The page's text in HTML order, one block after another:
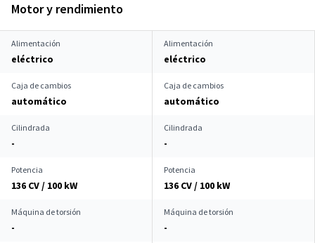
Motor y rendimiento
Alimentación
eléctrico
Alimentación
eléctrico
Caja de cambios
automático
Caja de cambios
automático
Cilindrada
-
Cilindrada
-
Potencia
136 CV / 100 kW
Potencia
136 CV / 100 kW
Máquina de torsión
-
Máquina de torsión
-